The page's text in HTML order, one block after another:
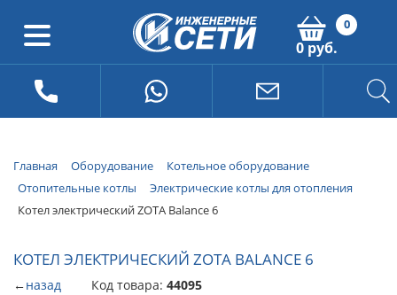
0
0 руб.
Главная Оборудование
Котельное оборудование
Отопительные котлы
Электрические котлы для отопления
Котел электрический ZOTA Balance 6
КОТЕЛ ЭЛЕКТРИЧЕСКИЙ ZOTA BALANCE 6
←назад Код товара: 44095